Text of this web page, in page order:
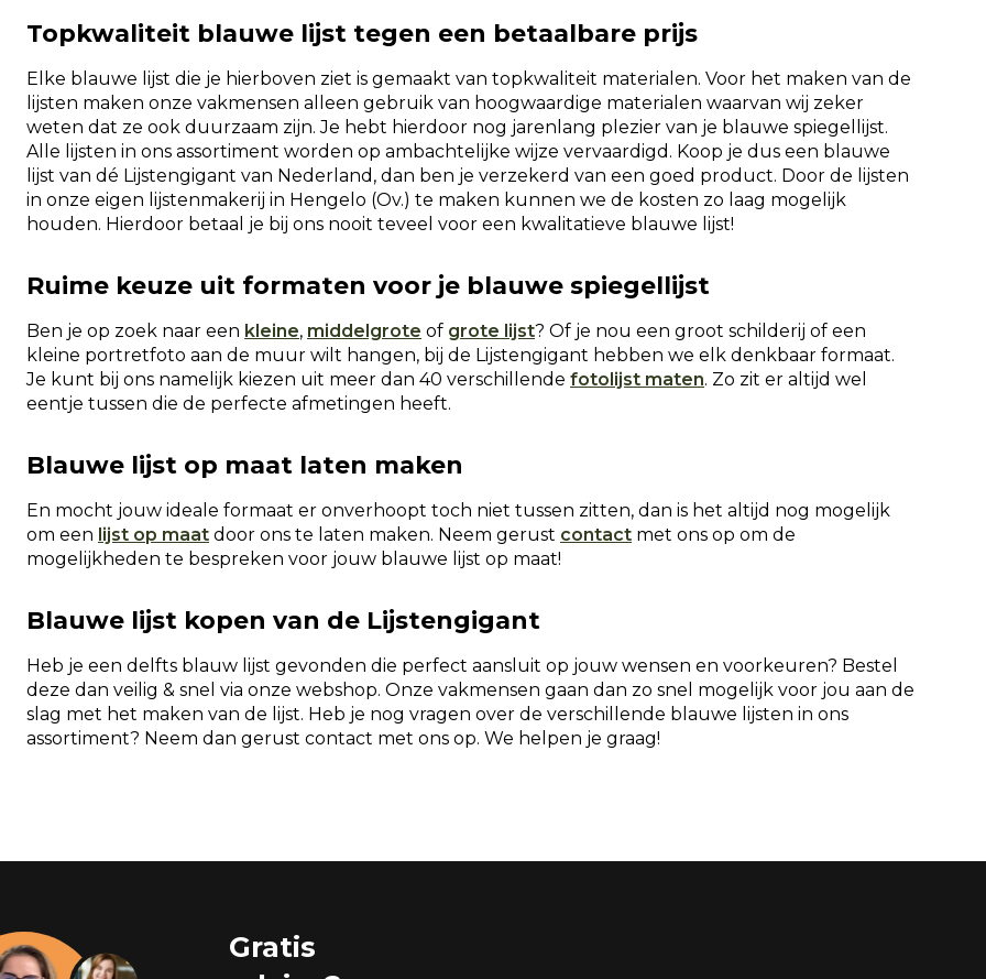
Topkwaliteit blauwe lijst tegen een betaalbare prijs
Elke blauwe lijst die je hierboven ziet is gemaakt van topkwaliteit materialen. Voor het maken van de
lijsten maken onze vakmensen alleen gebruik van hoogwaardige materialen waarvan wij zeker
weten dat ze ook duurzaam zijn. Je hebt hierdoor nog jarenlang plezier van je blauwe spiegellijst.
Alle lijsten in ons assortiment worden op ambachtelijke wijze vervaardigd. Koop je dus een blauwe
lijst van dé Lijstengigant van Nederland, dan ben je verzekerd van een goed product. Door de lijsten
in onze eigen lijstenmakerij in Hengelo (Ov.) te maken kunnen we de kosten zo laag mogelijk
houden. Hierdoor betaal je bij ons nooit teveel voor een kwalitatieve blauwe lijst!
Ruime keuze uit formaten voor je blauwe spiegellijst
Ben je op zoek naar een kleine, middelgrote of grote lijst? Of je nou een groot schilderij of een
kleine portretfoto aan de muur wilt hangen, bij de Lijstengigant hebben we elk denkbaar formaat.
Je kunt bij ons namelijk kiezen uit meer dan 40 verschillende fotolijst maten. Zo zit er altijd wel
eentje tussen die de perfecte afmetingen heeft.
Blauwe lijst op maat laten maken
En mocht jouw ideale formaat er onverhoopt toch niet tussen zitten, dan is het altijd nog mogelijk
om een lijst op maat door ons te laten maken. Neem gerust contact met ons op om de
mogelijkheden te bespreken voor jouw blauwe lijst op maat!
Blauwe lijst kopen van de Lijstengigant
Heb je een delfts blauw lijst gevonden die perfect aansluit op jouw wensen en voorkeuren? Bestel
deze dan veilig & snel via onze webshop. Onze vakmensen gaan dan zo snel mogelijk voor jou aan de
slag met het maken van de lijst. Heb je nog vragen over de verschillende blauwe lijsten in ons
assortiment? Neem dan gerust contact met ons op. We helpen je graag!
Gratis